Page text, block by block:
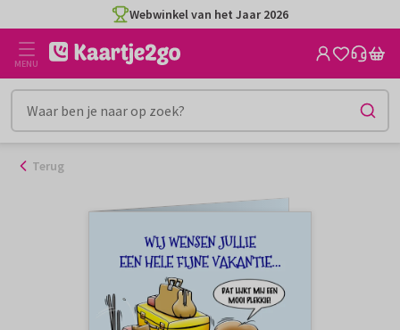
naar
inhoud
Webwinkel van het Jaar 2026
MENU
Terug